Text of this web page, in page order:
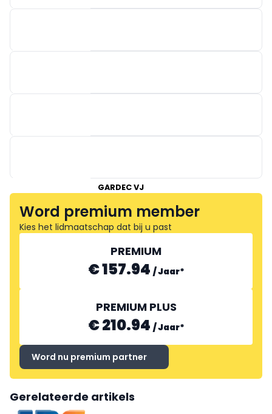
LASKAR PUNTLASTECHNIEK
BV BELGIAN LASER COMPANY
GARDEC VJ
Word premium member
Kies het lidmaatschap dat bij u past
PREMIUM
€ 157.94 /Jaar*
PREMIUM PLUS
€ 210.94 /Jaar*
Word nu premium partner
Gerelateerde artikels